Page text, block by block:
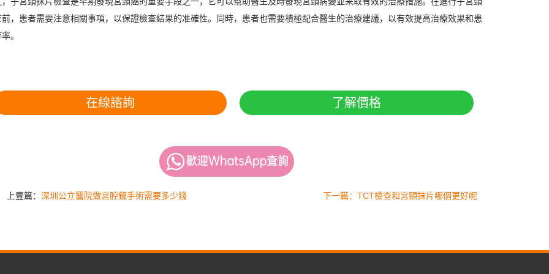
，患者需要注意相關事項，以保證檢查結果的准確性。同時，患者也需要積極配合醫生的治療建議，以有效提高治療效果和患
。
在線諮詢 了解價格
上壹篇：深圳公立醫院做宮腔鏡手術需要多少錢 下一篇：TCT檢查和宮頸抹片哪個更好呢